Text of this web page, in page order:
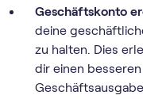
Geschäftskonto
deine
zu halten. Dies
dir einen